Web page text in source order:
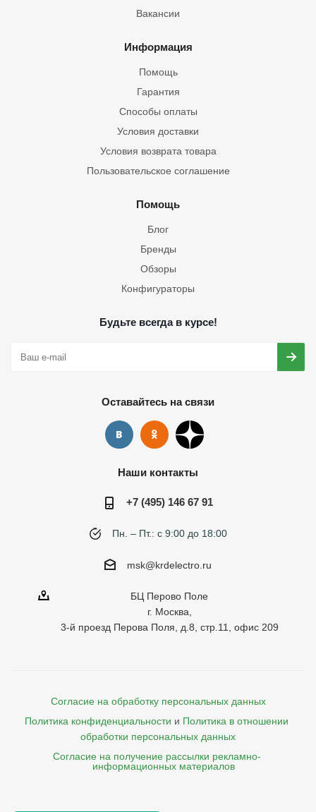
Вакансии
Информация
Помощь
Гарантия
Способы оплаты
Условия доставки
Условия возврата товара
Пользовательское соглашение
Помощь
Блог
Бренды
Обзоры
Конфигураторы
Будьте всегда в курсе!
Оставайтесь на связи
Наши контакты
+7 (495) 146 67 91
Пн. – Пт.: с 9:00 до 18:00
msk@krdelectro.ru
БЦ Перово Поле
г. Москва,
3-й проезд Перова Поля, д.8, стр.11, офис 209
Согласие на обработку персональных данных
Политика конфиденциальности и Политика в отношении
обработки персональных данных
Согласие на получение рассылки рекламно-
    информационных материалов